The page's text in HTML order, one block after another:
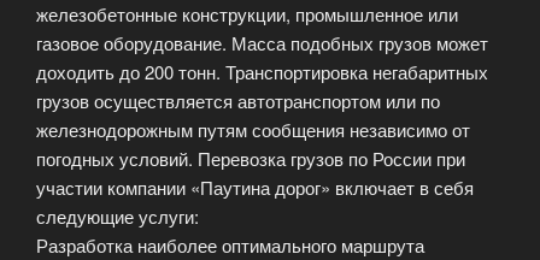
железобетонные конструкции, промышленное или
газовое оборудование. Масса подобных грузов может
доходить до 200 тонн. Транспортировка негабаритных
грузов осуществляется автотранспортом или по
железнодорожным путям сообщения независимо от
погодных условий. Перевозка грузов по России при
участии компании «Паутина дорог» включает в себя
следующие услуги:
Разработка наиболее оптимального маршрута